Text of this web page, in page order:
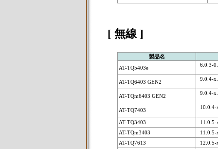
[ 無線 ]
製品名
AT-TQ5403e
6.0.3-
AT-TQ6403 GEN2 9.0.4-
AT-TQm6403 GEN2 9.0.4-
AT-TQ7403
AT-TQ3403
AT-TQm3403
AT-TQ7613